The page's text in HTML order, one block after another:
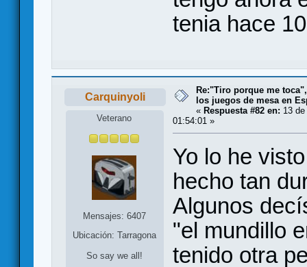
tenia hace
Carquinyoli
Veterano
Mensajes: 6407
Ubicación: Tarragona
So say we all!
Re:"Tiro porque me
los juegos de mesa en
« Respuesta #82 en: 13
01:54:01 »
Yo lo he
hecho tan
Algunos
"el mundillo
tenido otra